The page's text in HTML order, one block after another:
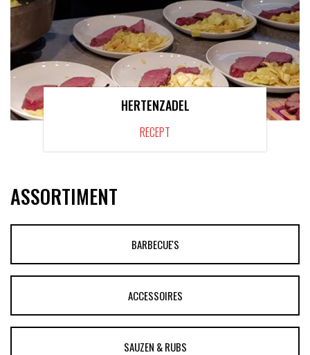
HERTENZADEL
RECEPT
ASSORTIMENT
BARBECUE'S
ACCESSOIRES
SAUZEN & RUBS